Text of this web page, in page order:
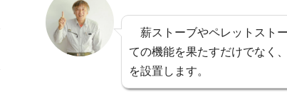
薪ストーブやペレットスト
ての機能を果たすだけでなく
を設置します。